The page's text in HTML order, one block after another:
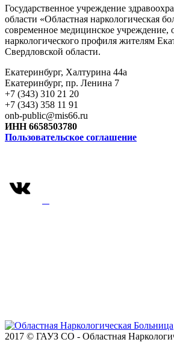
Государственное учреждение
области «Областная наркологическая
современное медицинское учреждение,
наркологического профиля жителям
Свердловской области.
Екатеринбург, Халтурина 44а
Екатеринбург, пр. Ленина 7
+7 (343) 310 21 20
+7 (343) 358 11 91
onb-public@mis66.ru
ИНН 6658503780
Пользовательское соглашение
2017 © ГАУЗ СО - Областная